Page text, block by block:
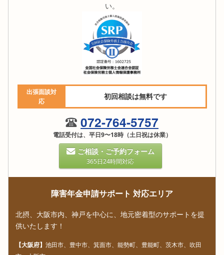
い。
出張面談対
応
初回相談は無料です
072-764-5757
電話受付は、平日9〜18時（土日祝は休業）
ご相談・ご予約フォーム
365日24時間対応
障害年金申請サポート 対応エリア
北摂、大阪市内、神戸を中心に、地元密着型のサポートを提
供いたします！
【大阪府】 池田市、豊中市、箕面市、能勢町、豊能町、茨木市、吹田